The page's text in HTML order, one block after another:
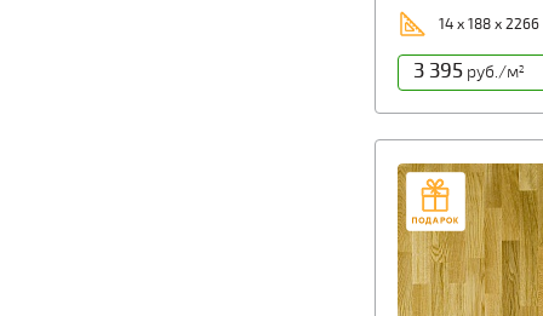
14 х 188 х 2266
3 395руб./м2